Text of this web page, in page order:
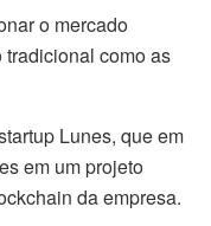
o mercado
como as
Lunes, que em
em um projeto
da empresa.